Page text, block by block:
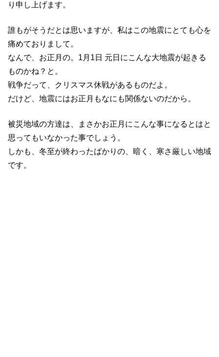
り申し上げます。
誰もがそうだとは思いますが、私はこの地震にとても心を
痛めておりまして。
なんで、お正月の。1月1日 元日にこんな大地震が起きる
ものかね？と。
戦争だって、クリスマス休戦があるものだよ。
だけど、地震にはお正月もなにも関係ないのだから。
被災地域の方達は、まさかお正月にこんな事になるとはと
思ってもいなかった事でしょう。
しかも、冬至が終わったばかりの、暗く、寒さ厳しい地域
です。